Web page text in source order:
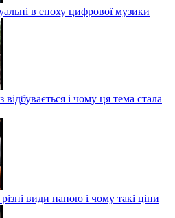
в епоху цифрової музики
і чому ця тема стала
види напою і чому такі ціни